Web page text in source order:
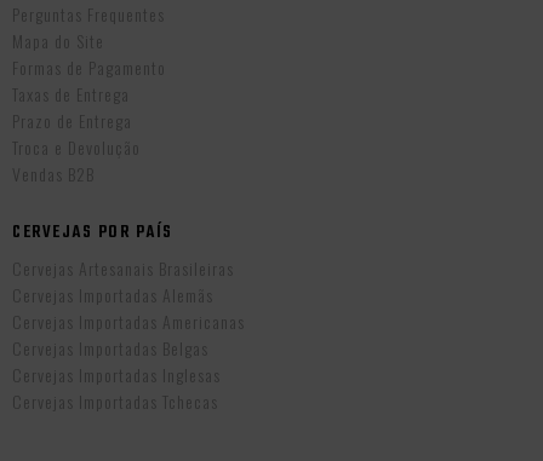
Perguntas Frequentes
Mapa do Site
Formas de Pagamento
Taxas de Entrega
Prazo de Entrega
Troca e Devolução
Vendas B2B
CERVEJAS POR PAÍS
Cervejas Artesanais Brasileiras
Cervejas Importadas Alemãs
Cervejas Importadas Americanas
Cervejas Importadas Belgas
Cervejas Importadas Inglesas
Cervejas Importadas Tchecas